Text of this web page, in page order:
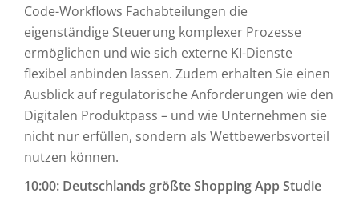
Code-Workflows Fachabteilungen die
eigenständige Steuerung komplexer Prozesse
ermöglichen und wie sich externe KI-Dienste
flexibel anbinden lassen. Zudem erhalten Sie einen
Ausblick auf regulatorische Anforderungen wie den
Digitalen Produktpass – und wie Unternehmen sie
nicht nur erfüllen, sondern als Wettbewerbsvorteil
nutzen können.
10:00: Deutschlands größte Shopping App Studie